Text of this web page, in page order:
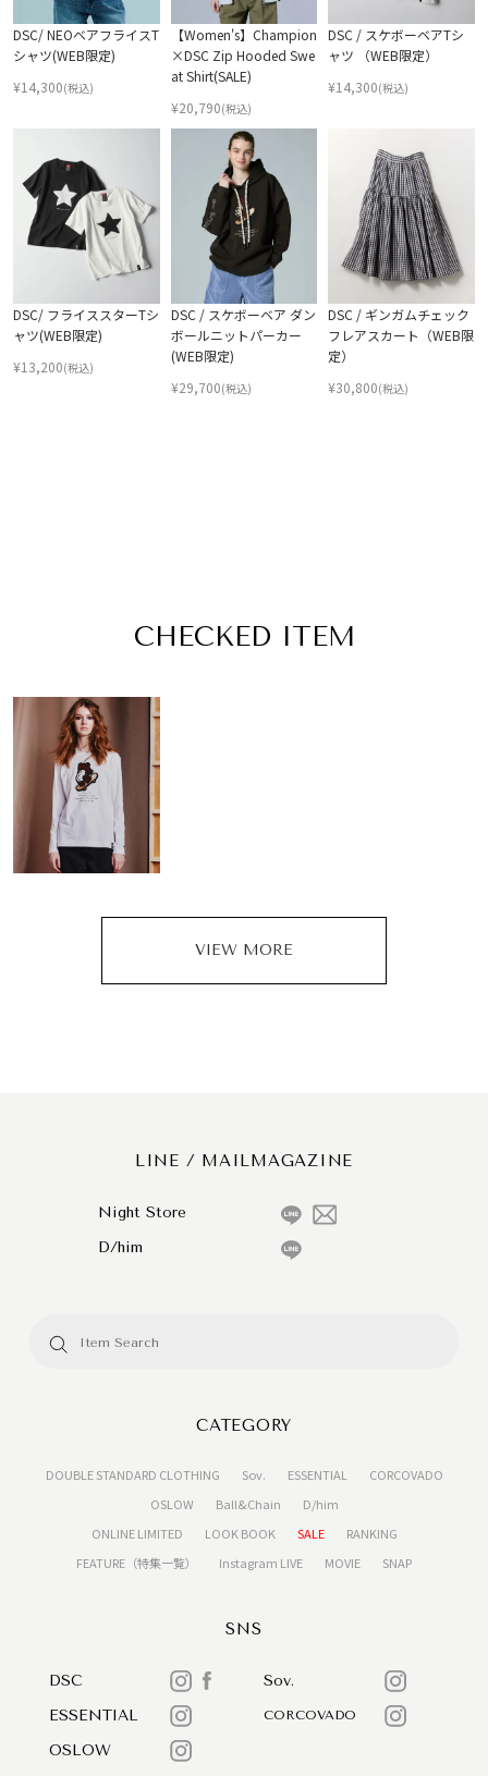
DSC/ NEOベアフライスT
シャツ(WEB限定)
¥14,300(税込)
【Women's】Champion
×DSC Zip Hooded Swe
at Shirt(SALE)
¥20,790(税込)
DSC / スケボーベアTシ
ャツ （WEB限定）
¥14,300(税込)
DSC/ フライススターTシ
ャツ(WEB限定)
¥13,200(税込)
DSC / スケボーベア ダン
ボールニットパーカー
(WEB限定)
¥29,700(税込)
DSC / ギンガムチェック
フレアスカート（WEB限
定）
¥30,800(税込)
CHECKED ITEM
VIEW MORE
LINE / MAILMAGAZINE
Night Store
D/him
CATEGORY
DOUBLE STANDARD CLOTHING Sov. ESSENTIAL
CORCOVADO
OSLOW
Ball&Chain
D/him
ONLINE LIMITED
LOOK BOOK SALE
RANKING
FEATURE（特集一覧）
Instagram LIVE MOVIE SNAP
SNS
DSC
Sov.
ESSENTIAL
CORCOVADO
OSLOW